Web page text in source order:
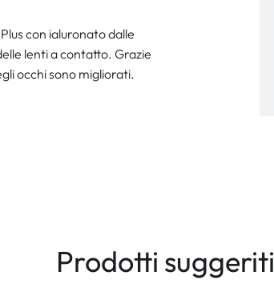
con ialuronato dalle
lenti a contatto. Grazie
occhi sono migliorati.
Prodotti suggeriti